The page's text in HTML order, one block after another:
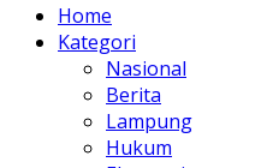
Home
Kategori
Nasional
Berita
Lampung
Hukum